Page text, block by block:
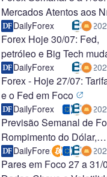
Mercados Atentos aos
Técnicos
DailyForex
Forex Hoje 30/07: Fed,
petróleo e Big Tech
foco dos
DailyForex
Forex - Hoje 27/07:
e o Fed em Foco
DailyForex
Previsão Semanal de
Rompimento do Dólar,
USD/JPY em A
DailyForex
Pares em Foco 27 a 31/